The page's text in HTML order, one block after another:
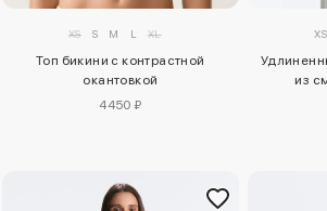
XS S M L XL
Топ бикини с контрастной
окантовкой
4450 ₽
XS
из